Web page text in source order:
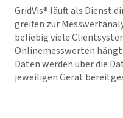
GridVis® läuft als Dienst
greifen zur
beliebig viele
Onlinemesswerten
Daten werden über die
jeweiligen Gerät